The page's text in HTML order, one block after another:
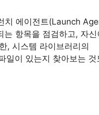
치 에이전트(Launch
는 항목을 점검하고, 자신
, 시스템 라이브러리의
이 있는지 찾아보는 것